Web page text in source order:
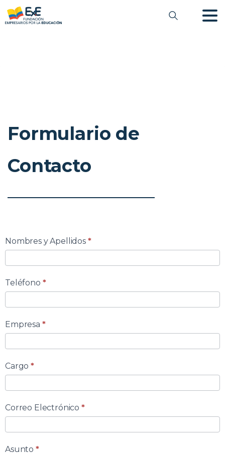
Formulario de
Contacto
Formulario
de
Contacto
Nombres y Apellidos *
Teléfono *
Empresa *
Cargo*
Correo Electrónico *
Asunto *